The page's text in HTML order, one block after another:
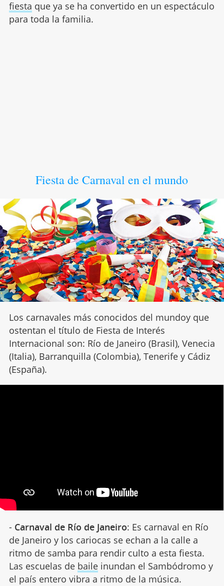
fiesta que ya se ha convertido en un espectáculo
para toda la familia.
Fiesta de Carnaval en el mundo
Los carnavales más conocidos del mundoy que
ostentan el título de Fiesta de Interés
Internacional son: Río de Janeiro (Brasil), Venecia
(Italia), Barranquilla (Colombia), Tenerife y Cádiz
(España).
- Carnaval de Río de Janeiro: Es carnaval en Río
de Janeiro y los cariocas se echan a la calle a
ritmo de samba para rendir culto a esta fiesta.
Las escuelas de baileinundan el Sambódromo y
el país entero vibra a ritmo de la música.